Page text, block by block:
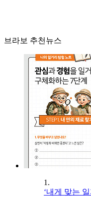
브라보 추천뉴스
1.
‘내게 맞는